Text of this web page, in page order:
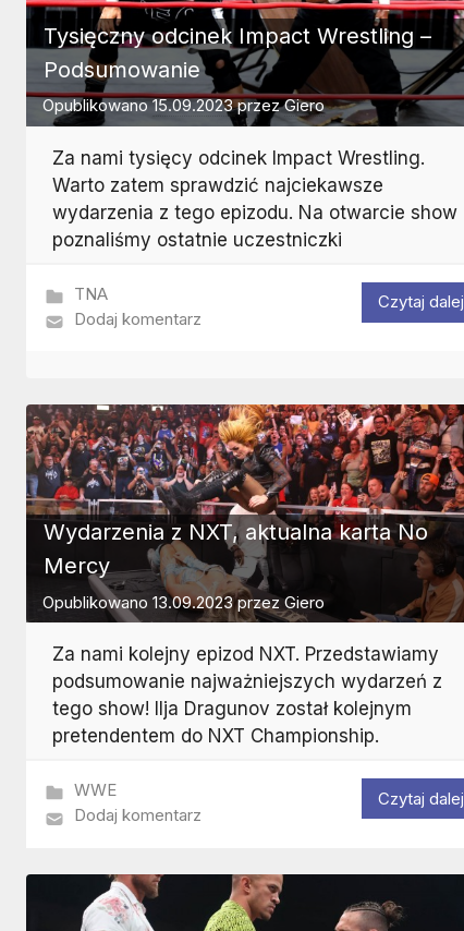
Tysięczny odcinek Impact Wrestling –
Podsumowanie
Opublikowano15.09.2023przezGiero
Za nami tysięcy odcinek Impact Wrestling.
Warto zatem sprawdzić najciekawsze
wydarzenia z tego epizodu. Na otwarcie show
poznaliśmy ostatnie uczestniczki
TNA
Dodaj komentarz
Czytaj dalej
Wydarzenia z NXT, aktualna karta No
Mercy
Opublikowano 13.09.2023przezGiero
Za nami kolejny epizod NXT. Przedstawiamy
podsumowanie najważniejszych wydarzeń z
tego show! Ilja Dragunov został kolejnym
pretendentem do NXT Championship.
WWE
Dodaj komentarz
Czytaj dalej